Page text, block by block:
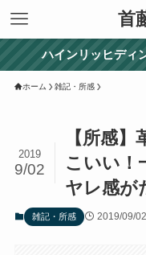
首
ハインリッヒディ
ホーム 雑記・所感
【所感
こいい！
ヤレ感が
2019
9/02
雑記・所感 2019/09/02